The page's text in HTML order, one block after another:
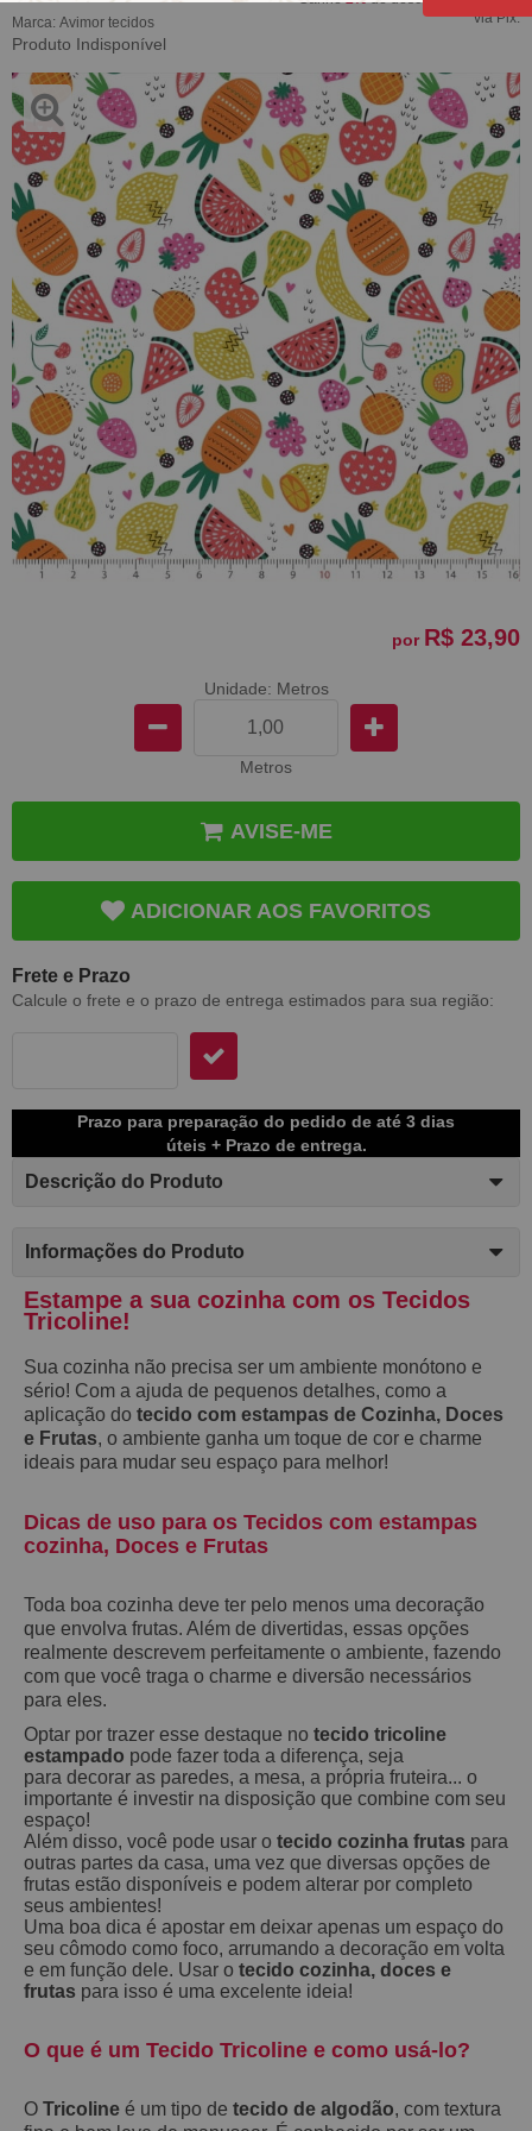
Marca: Avimor tecidos
Produto Indisponível
via Pix.
por R$ 23,90
Unidade: Metros
Metros
AVISE-ME
ADICIONAR AOS FAVORITOS
Frete e Prazo
Calcule o frete e o prazo de entrega estimados para sua região:
Prazo para preparação do pedido de até 3 dias
úteis + Prazo de entrega.
Descrição do Produto
Informações do Produto
Estampe a sua cozinha com os Tecidos
Tricoline!
Sua cozinha não precisa ser um ambiente monótono e
sério! Com a ajuda de pequenos detalhes, como a
aplicação do tecido com estampas de Cozinha, Doces
e Frutas, o ambiente ganha um toque de cor e charme
ideais para mudar seu espaço para melhor!
Dicas de uso para os Tecidos com estampas
cozinha, Doces e Frutas
Toda boa cozinha deve ter pelo menos uma decoração
que envolva frutas. Além de divertidas, essas opções
realmente descrevem perfeitamente o ambiente, fazendo
com que você traga o charme e diversão necessários
para eles.
Optar por trazer esse destaque no tecido tricoline
estampado pode fazer toda a diferença, seja
para decorar as paredes, a mesa, a própria fruteira... o
importante é investir na disposição que combine com seu
espaço!
Além disso, você pode usar o tecido cozinha frutas para
outras partes da casa, uma vez que diversas opções de
frutas estão disponíveis e podem alterar por completo
seus ambientes!
Uma boa dica é apostar em deixar apenas um espaço do
seu cômodo como foco, arrumando a decoração em volta
e em função dele. Usar o tecido cozinha, doces e
frutas para isso é uma excelente ideia!
O que é um Tecido Tricoline e como usá-lo?
O Tricoline é um tipo de tecido de algodão, com textura